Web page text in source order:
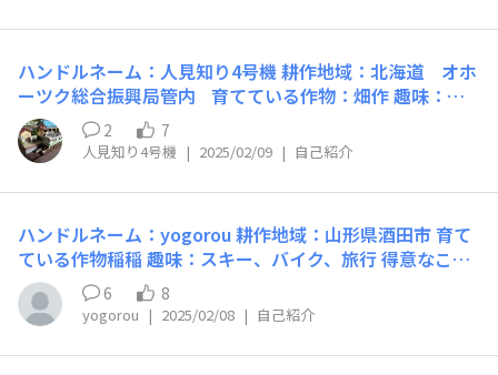
ハンドルネーム：人見知り4号機 耕作地域：北海道 オホ
ーツク総合振興局管内 育てている作物：畑作 趣味：鉄
道模型制作 得意なこと： 親父の代から鉄道模型は集めて
いましたがスペースを確保できず、押し入れにしまってあ
りました。 空き家の荷物を整理して、閑散期を中心にジ
オラマを制作を進めているところです。 GFXは3年ほど使
きたいと思います。 よろしくお願いします。
2 7
人見知り4号機 | 2025/02/09 | 自己紹介
ハンドルネーム：yogorou 耕作地域：山形県酒田市 育て
ている作物稲稲 趣味：スキー、バイク、旅行 得意なこ
と：スキー6 8
yogorou | 2025/02/08 | 自己紹介